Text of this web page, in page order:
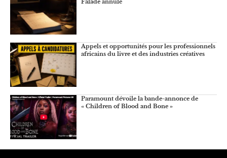
Falade annulé
Appels et opportunités pour les professionnels
africains du livre et des industries créatives
Paramount dévoile la bande-annonce de
« Children of Blood and Bone »